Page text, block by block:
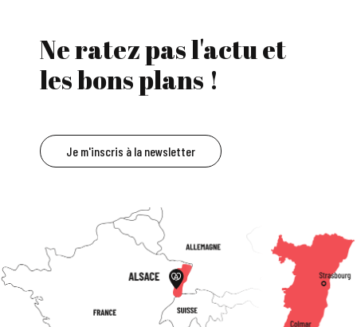
Ne ratez pas l'actu et
les bons plans !
Je m'inscris à la newsletter